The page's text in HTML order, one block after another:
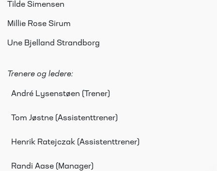
Tilde Simensen
Millie Rose Sirum
Une Bjelland Strandborg
Trenere og ledere:
André Lysenstøen (Trener)
Tom Jøstne (Assistenttrener)
Henrik Ratejczak (Assistenttrener)
Randi Aase (Manager)